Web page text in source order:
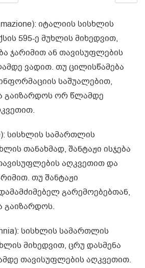
იტალიის სისხლის
595-ე მუხლის მიხედვით,
ჯარიმით ან თავისუფლების
ვადით. თუ ცილისწამება
საშუალებით,
გაიზარდოს ორ წლამდე
სისხლის სამართლის
თანახმად, შანტაჟი ისჯება
აღკვეთით და
თუ შანტაჟი
გარემოებებთან,
გაიზარდოს.
სისხლის სამართლის
მიხედვით, ცრუ დასმენა
თავისუფლების აღკვეთით.